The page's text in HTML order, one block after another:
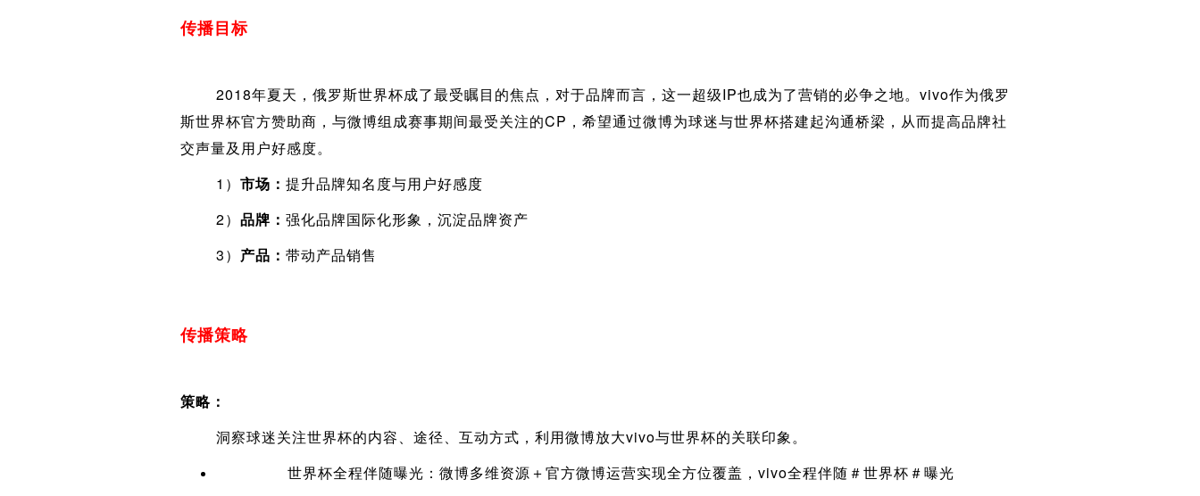
传播目标
2018年夏天，俄罗斯世界杯成了最受瞩目的焦点，对于品牌而言，这一超级IP也成为了营销的必争之地。vivo作为俄罗
斯世界杯官方赞助商，与微博组成赛事期间最受关注的CP，希望通过微博为球迷与世界杯搭建起沟通桥梁，从而提高品牌社
交声量及用户好感度。
1） 市场： 提升品牌知名度与用户好感度
2） 品牌： 强化品牌国际化形象，沉淀品牌资产
3） 产品： 带动产品销售
传播策略
策略：
洞察球迷关注世界杯的内容、途径、互动方式，利用微博放大vivo与世界杯的关联印象。
世界杯全程伴随曝光：微博多维资源＋官方微博运营实现全方位覆盖，vivo全程伴随＃世界杯＃曝光